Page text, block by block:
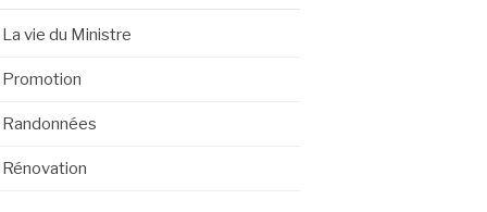
La vie du Ministre
Promotion
Randonnées
Rénovation